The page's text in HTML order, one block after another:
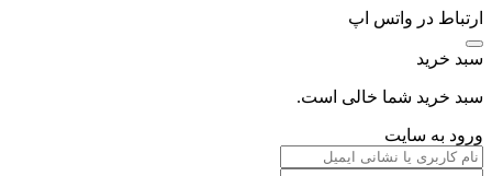
ارتباط در واتس اپ
سبد خرید
سبد خرید شما خالی است.
ورود به سایت